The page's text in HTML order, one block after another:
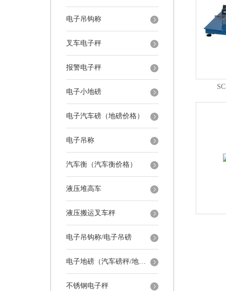
电子吊钩称
叉车电子秤
报警电子秤
电子小地磅
电子汽车磅（地磅价格）
电子吊称
汽车衡（汽车衡价格）
液压堆高车
液压搬运叉车秤
电子吊钩称/电子吊磅
电子地磅（汽车磅秤/地磅）
不锈钢电子秤